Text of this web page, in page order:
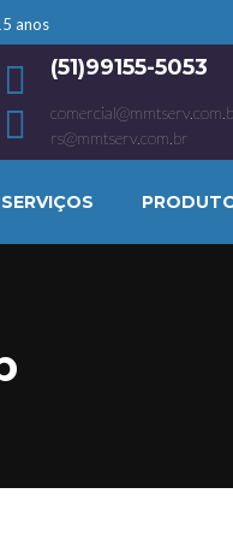
anos
(51)99155-5053
rs@mmtserv.com.br